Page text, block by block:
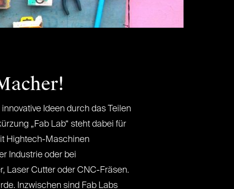
Ideen durch das Teilen
„Fab Lab“ steht dabei für
Hightech-Maschinen
Industrie oder bei
Laser Cutter oder CNC-Fräsen.
Inzwischen sind Fab Labs